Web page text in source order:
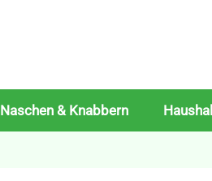
Naschen & Knabbern